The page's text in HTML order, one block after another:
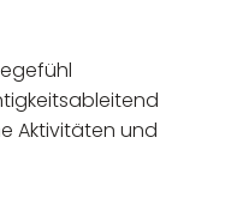
Aktivitäten und